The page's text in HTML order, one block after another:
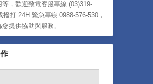
等，歡迎致電客服專線 (03)319-
撥打 24H 緊急專線 0988-576-530，
您提供協助與服務。